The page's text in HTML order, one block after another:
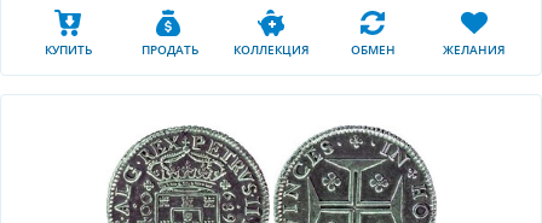
КУПИТЬ ПРОДАТЬ КОЛЛЕКЦИЯ ОБМЕН ЖЕЛАНИЯ